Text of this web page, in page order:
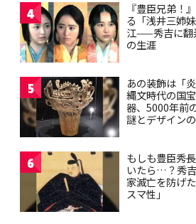
4
『豊臣兄弟！
る「浅井三姉
江——秀吉に翻
の生涯
5
あの装飾は「
縄文時代の国
器、5000年前
謎とデザイン
6
もしも豊臣秀
いたら…？秀
家滅亡を防げ
スマ性」